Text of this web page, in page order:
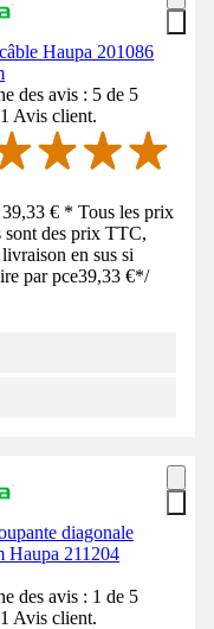
Haupa 201086
des avis : 5 de 5
Avis client.
€ * Tous les prix
sont des prix TTC,
en sus si
par pce39,33 €*/
diagonale
Haupa 211204
des avis : 1 de 5
Avis client.